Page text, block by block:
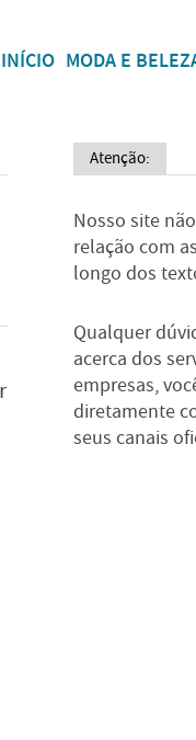
INÍCIO MODA E
Atenção:
Nosso site
relação com
longo dos
Qualquer
acerca dos
empresas,
diretamente
seus canais